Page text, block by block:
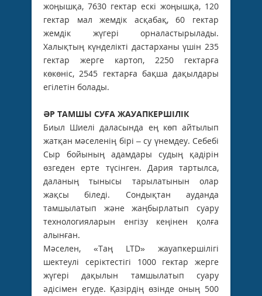
жоңышқа, 7630 гектар ескі жоңышқа, 120
гектар мал жемдік асқабақ, 60 гектар
жемдік жүгері орналастырылады.
Халықтың күнделікті дастарханы үшін 235
гектар жерге картоп, 2250 гектарға
көкөніс, 2545 гектарға бақша дақылдары
егілетін болады.
ӘР ТАМШЫ СУҒА ЖАУАПКЕРШІЛІК
Биыл Шиелі даласында ең көп айтылып
жатқан мәселенің бірі – су үнемдеу. Себебі
Сыр бойының адамдары судың қадірін
өзгеден ерте түсінген. Дария тартылса,
даланың тынысы тарылатынын олар
жақсы біледі. Сондықтан ауданда
тамшылатып және жаңбырлатып суару
технологияларын енгізу кеңінен қолға
алынған.
Мәселен, «Таң LTD» жауапкершілігі
шектеулі серіктестігі 1000 гектар жерге
жүгері дақылын тамшылатып суару
әдісімен егуде. Қазірдің өзінде оның 500